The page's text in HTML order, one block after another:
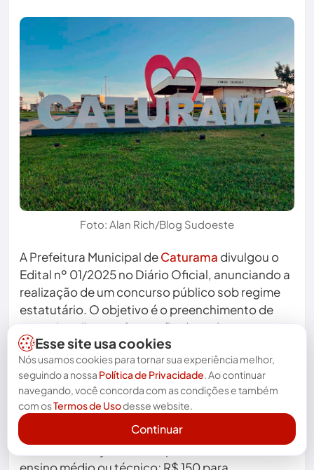
Foto: Alan Rich/Blog Sudoeste
A Prefeitura Municipal deCaturama divulgou o
Edital nº 01/2025 no Diário Oficial, anunciando a
realização de um concurso público sob regime
estatutário. O objetivo é o preenchimento de
vagas imediatas e formação de cadastro
reserva, com execução a cargo da Legalle
Concursos Ltda. As inscrições estão abertas até
o dia 27 de agosto de 2025 e devem ser
realizadas por meio do portal
http://portal.editais.legalleconcursos.com.br.
As taxas de inscrição variam de acordo com o
nível de formação: R$ 100 para candidatos com
Esse site usa cookies
Nós usamos cookies para tornar sua experiência melhor,
seguindo a nossa Política de Privacidade. Ao continuar
navegando, você concorda com as condições e também
com osTermos de Usodesse website.
Continuar